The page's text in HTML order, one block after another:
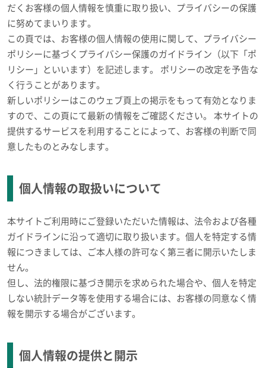
だくお客様の個人情報を慎重に取り扱い、プライバシーの保護
に努めてまいります。
この頁では、お客様の個人情報の使用に関して、プライバシー
ポリシーに基づくプライバシー保護のガイドライン（以下「ポ
リシー」といいます）を記述します。 ポリシーの改定を予告な
く行うことがあります。
新しいポリシーはこのウェブ頁上の掲示をもって有効となりま
すので、この頁にて最新の情報をご確認ください。 本サイトの
提供するサービスを利用することによって、お客様の判断で同
意したものとみなします。
個人情報の取扱いについて
本サイトご利用時にご登録いただいた情報は、法令および各種
ガイドラインに沿って適切に取り扱います。個人を特定する情
報につきましては、ご本人様の許可なく第三者に開示いたしま
せん。
但し、法的権限に基づき開示を求められた場合や、個人を特定
しない統計データ等を使用する場合には、お客様の同意なく情
報を開示する場合がございます。
個人情報の提供と開示